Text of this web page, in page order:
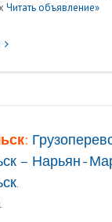
Читать объявление»
– Нарьян-